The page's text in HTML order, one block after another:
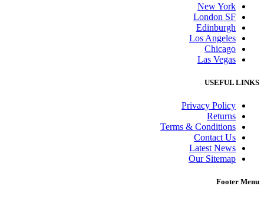
New York
London SF
Edinburgh
Los Angeles
Chicago
Las Vegas
USEFUL LINKS
Privacy Policy
Returns
Terms & Conditions
Contact Us
Latest News
Our Sitemap
Footer Menu